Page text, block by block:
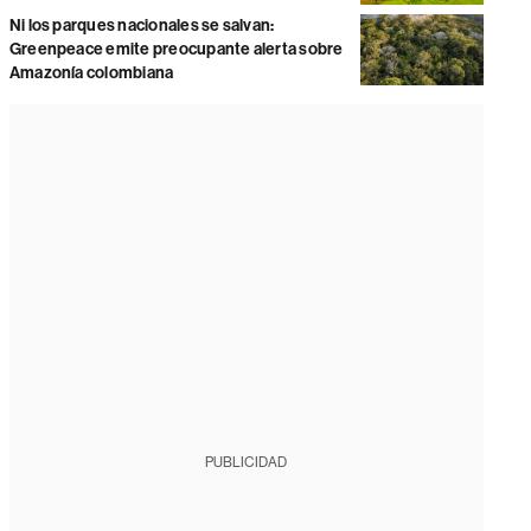
Ni los parques nacionales se salvan:
Greenpeace emite preocupante alerta sobre
Amazonía colombiana
PUBLICIDAD